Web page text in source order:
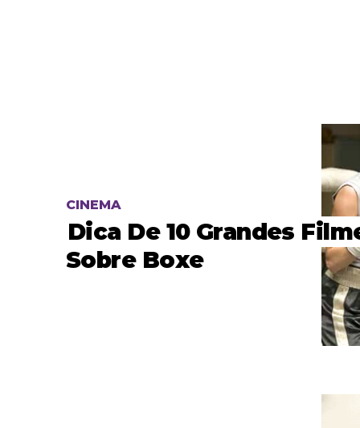
CINEMA
Dica De 10 Grandes
Sobre Boxe